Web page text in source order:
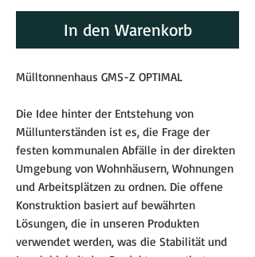
In den Warenkorb
Mülltonnenhaus GMS-Z OPTIMAL
Die Idee hinter der Entstehung von
Müllunterständen ist es, die Frage der
festen kommunalen Abfälle in der direkten
Umgebung von Wohnhäusern, Wohnungen
und Arbeitsplätzen zu ordnen. Die offene
Konstruktion basiert auf bewährten
Lösungen, die in unseren Produkten
verwendet werden, was die Stabilität und